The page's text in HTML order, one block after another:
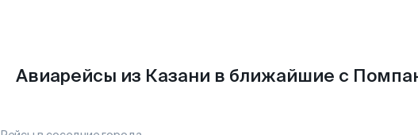
Авиарейсы из Казани в ближайшие с